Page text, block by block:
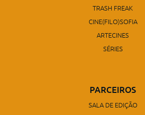
TRASH FREAK
CINE(FILO)SOFIA
ARTECINES
SÉRIES
PARCEIROS
SALA DE EDIÇÃO